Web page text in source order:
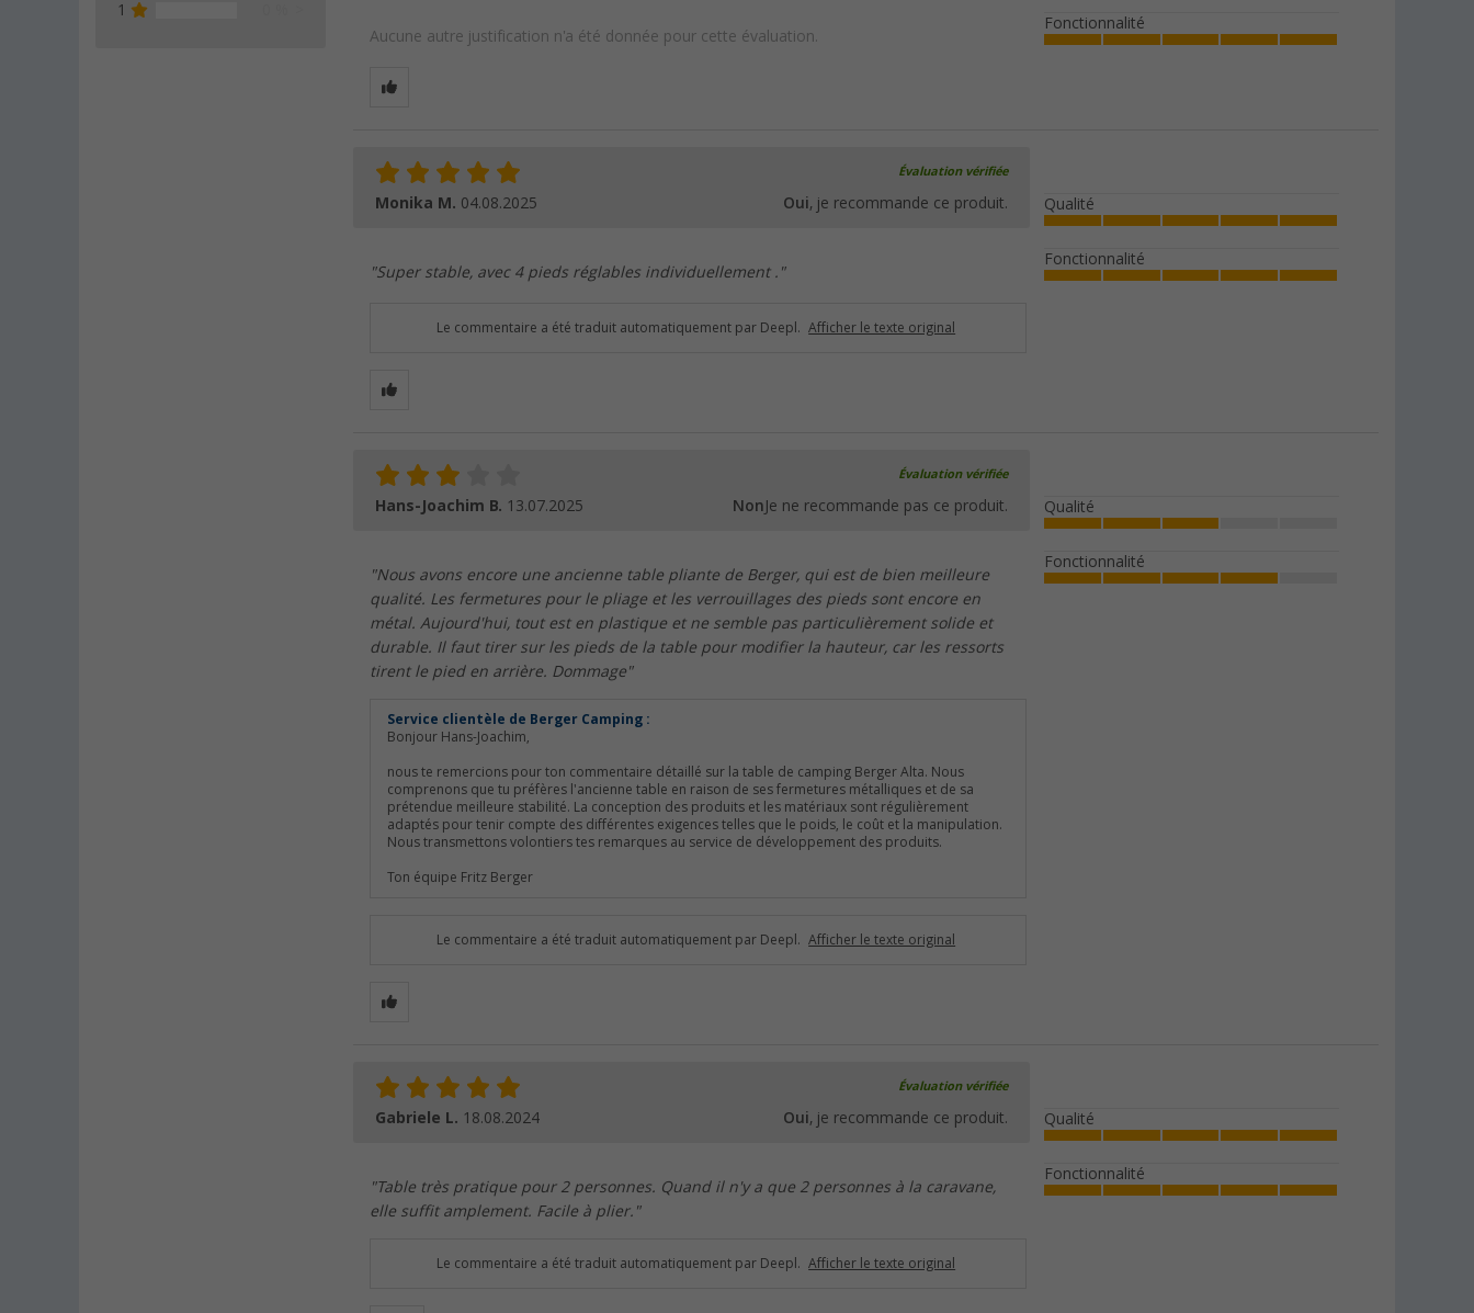
1
Aucune autre justification n'a été donnée pour cette évaluation.
Fonctionnalité
Évaluation vérifiée
Monika M. 04.08.2025 Oui, je recommande ce produit.
"Super stable, avec 4 pieds réglables individuellement ."
Qualité
Fonctionnalité
Le commentaire a été traduit automatiquement par Deepl. Afficher le texte original
Évaluation vérifiée
Hans-Joachim B. 13.07.2025 NonJe ne recommande pas ce produit.
"Nous avons encore une ancienne table pliante de Berger, qui est de bien meilleure
qualité. Les fermetures pour le pliage et les verrouillages des pieds sont encore en
métal. Aujourd'hui, tout est en plastique et ne semble pas particulièrement solide et
durable. Il faut tirer sur les pieds de la table pour modifier la hauteur, car les ressorts
tirent le pied en arrière. Dommage"
Qualité
Fonctionnalité
Service clientèle de Berger Camping :
Bonjour Hans-Joachim,
nous te remercions pour ton commentaire détaillé sur la table de camping Berger Alta. Nous
comprenons que tu préfères l'ancienne table en raison de ses fermetures métalliques et de sa
prétendue meilleure stabilité. La conception des produits et les matériaux sont régulièrement
adaptés pour tenir compte des différentes exigences telles que le poids, le coût et la manipulation.
Nous transmettons volontiers tes remarques au service de développement des produits.
Ton équipe Fritz Berger
Le commentaire a été traduit automatiquement par Deepl. Afficher le texte original
Évaluation vérifiée
Gabriele L. 18.08.2024 Oui, je recommande ce produit.
"Table très pratique pour 2 personnes. Quand il n'y a que 2 personnes à la caravane,
elle suffit amplement. Facile à plier."
Qualité
Fonctionnalité
Le commentaire a été traduit automatiquement par Deepl. Afficher le texte original